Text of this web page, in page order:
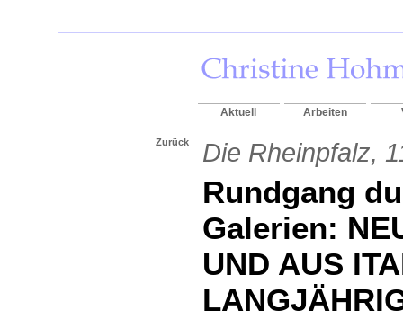
Aktuell Arbeiten
Zurück Die Rheinpfalz,
Rundgang
Galerien:
UND AUS